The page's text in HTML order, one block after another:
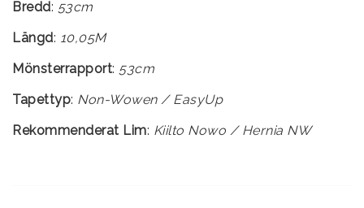
Bredd: 53cm
Längd: 10,05M
Mönsterrapport: 53cm
Tapettyp:
Rekommenderat Lim: Kiilto Nowo / Hernia NW